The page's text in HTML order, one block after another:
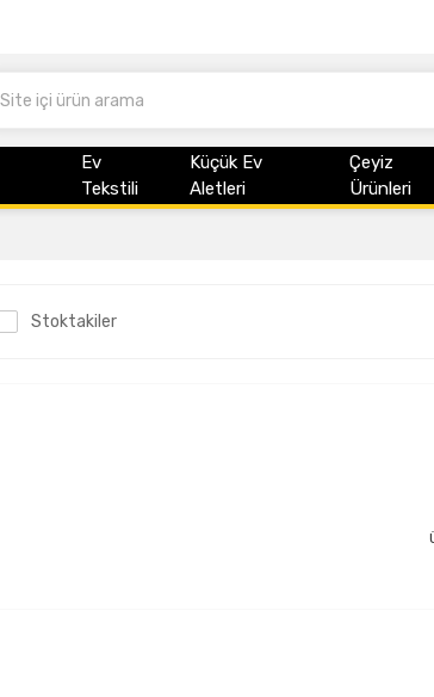
Ev
Tekstili
Küçük Ev
Aletleri
Çeyiz
Ürünleri
Stoktakiler